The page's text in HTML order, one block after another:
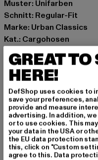
Muster: Unifarben
Schnitt: Regular-Fit
Marke: Urban Classics
Kat.: Cargohosen
Farbe: grau
Hersteller Farbe:
Art.Nr: TB6159-02439
Hersteller: TB
Dr.-Robert-Murjahn-
DE
GREAT TO
HERE!
DefShop uses cookies to
save your preferences,
provide and measure
advertising. In addition,
or to use cookies. This
your data in the USA or
the EU data protection
this, click on "Custom
agree to this. Data